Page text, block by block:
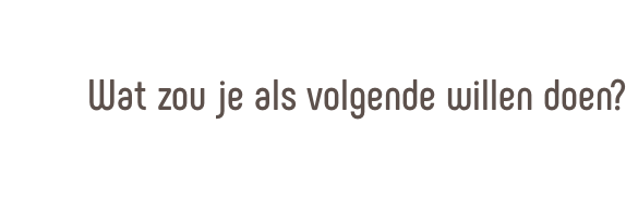
Wat zou je als volgende willen doen?